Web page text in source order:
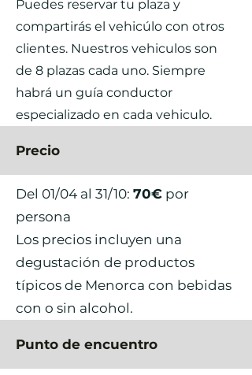
Puedes reservar tu plaza y
compartirás el vehicúlo con otros
clientes. Nuestros vehiculos son
de 8 plazas cada uno. Siempre
habrá un guía conductor
especializado en cada vehiculo.
Precio
Del 01/04 al 31/10: 70€ por
persona
Los precios incluyen una
degustación de productos
típicos de Menorca con bebidas
con o sin alcohol.
Punto de encuentro